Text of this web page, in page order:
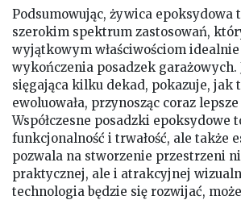
Podsumowując, żywica epoksydowa
szerokim spektrum zastosowań,
wyjątkowym właściwościom
wykończenia posadzek garażowych.
sięgająca kilku dekad, pokazuje, jak
ewoluowała, przynosząc coraz
Współczesne posadzki epoksydowe
funkcjonalność i trwałość, ale także
pozwala na stworzenie przestrzeni
praktycznej, ale i atrakcyjnej
technologia będzie się rozwijać,